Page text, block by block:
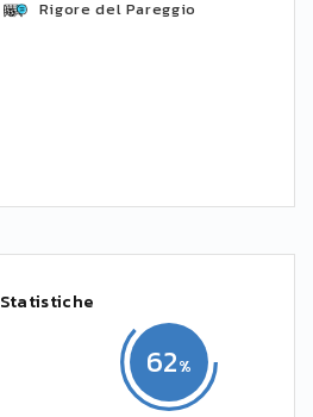
Rigore del Pareggio
Statistiche
62